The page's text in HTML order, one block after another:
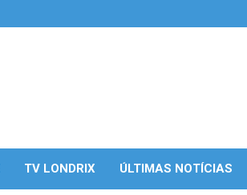
TV LONDRIX ÚLTIMAS NOTÍCIAS